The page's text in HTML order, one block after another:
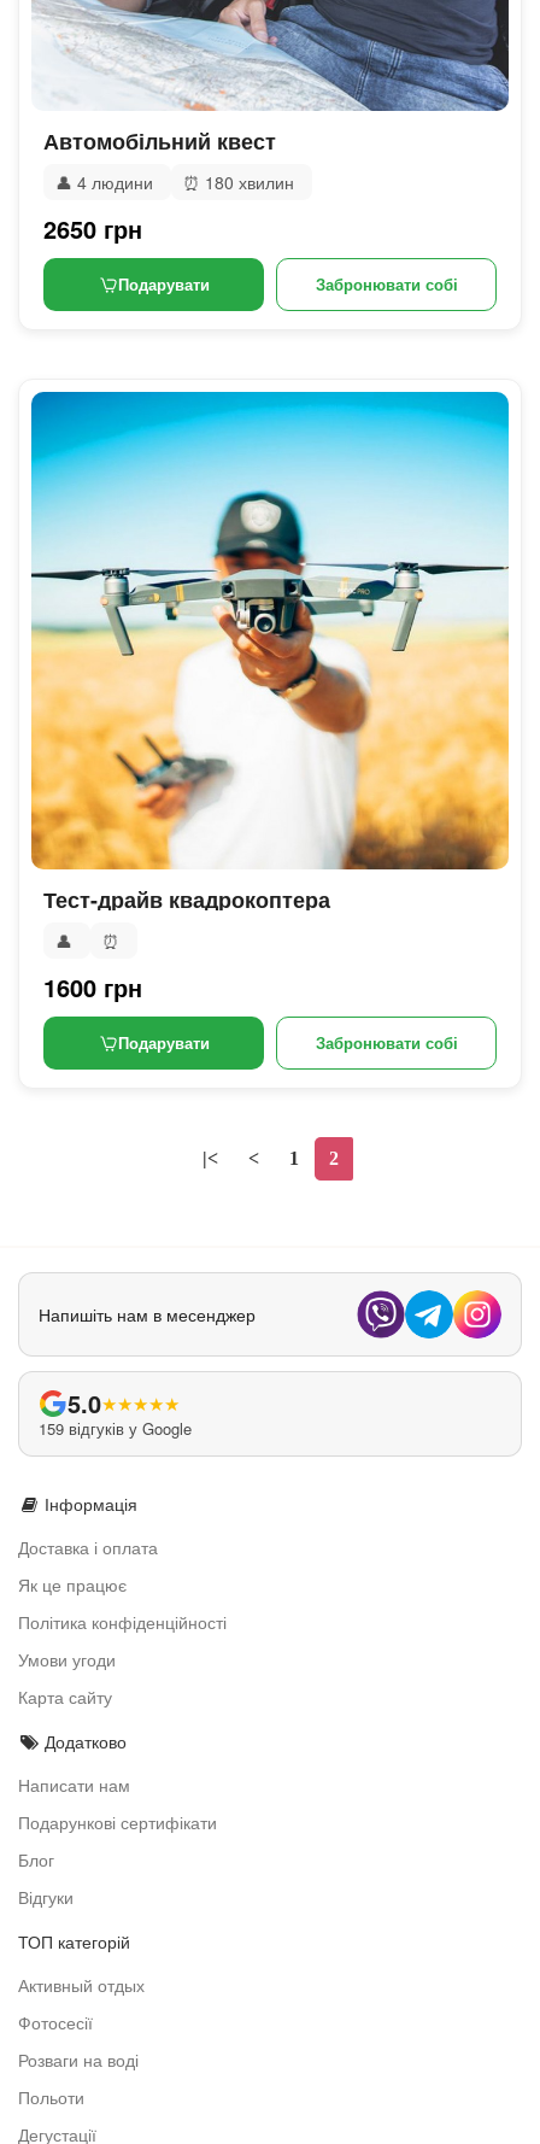
Автомобільний квест
👤 4 людини ⏰ 180 хвилин
2650 грн
Подарувати Забронювати собі
Тест-драйв квадрокоптера
👤 ⏰
1600 грн
Подарувати Забронювати собі
|< < 1 2
Напишіть нам в месенджер
5.0★★★★★
159 відгуків у Google
Інформація
Доставка і оплата
Як це працює
Політика конфіденційності
Умови угоди
Карта сайту
Додатково
Написати нам
Подарункові сертифікати
Блог
Відгуки
ТОП категорій
Активный отдых
Фотосесії
Розваги на воді
Польоти
Дегустації